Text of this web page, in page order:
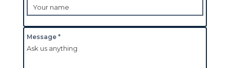
Message *